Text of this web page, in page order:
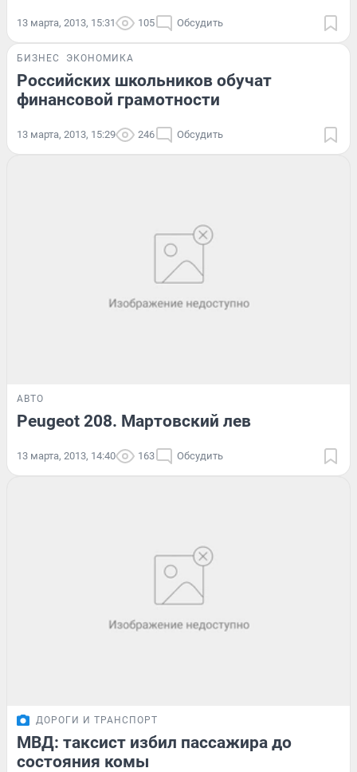
13 марта, 2013, 15:31 105 Обсудить
БИЗНЕС ЭКОНОМИКА
Российских школьников обучат
финансовой грамотности
13 марта, 2013, 15:29 246 Обсудить
АВТО
Peugeot 208. Мартовский лев
13 марта, 2013, 14:40 163 Обсудить
ДОРОГИ И ТРАНСПОРТ
МВД: таксист избил пассажира до
состояния комы